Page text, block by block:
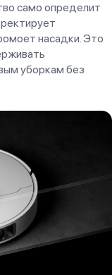
само определит
насадки. Это
уборкам без